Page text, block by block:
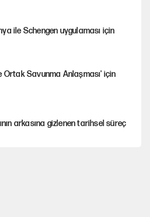
ile Schengen uygulaması için
Ortak Savunma Anlaşması' için
arkasına gizlenen tarihsel süreç